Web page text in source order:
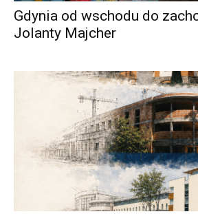
Gdynia od wschodu do
Jolanty Majcher